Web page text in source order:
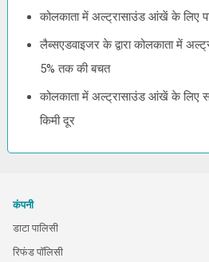
कोलकाता में अल्ट्रासाउंड आंखें के लिए
लैब्सएडवाइजर के द्वारा कोलकाता में
5% तक की बचत
कोलकाता में अल्ट्रासाउंड आंखें के लिए
किमी दूर
कंपनी
डाटा पालिसी
रिफंड पॉलिसी